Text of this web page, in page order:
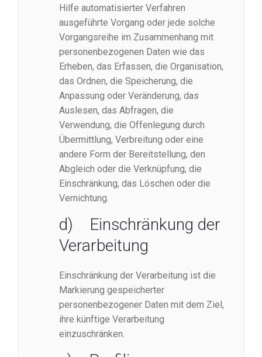
Hilfe automatisierter Verfahren
ausgeführte Vorgang oder jede solche
Vorgangsreihe im Zusammenhang mit
personenbezogenen Daten wie das
Erheben, das Erfassen, die Organisation,
das Ordnen, die Speicherung, die
Anpassung oder Veränderung, das
Auslesen, das Abfragen, die
Verwendung, die Offenlegung durch
Übermittlung, Verbreitung oder eine
andere Form der Bereitstellung, den
Abgleich oder die Verknüpfung, die
Einschränkung, das Löschen oder die
Vernichtung.
d) Einschränkung der
Verarbeitung
Einschränkung der Verarbeitung ist die
Markierung gespeicherter
personenbezogener Daten mit dem Ziel,
ihre künftige Verarbeitung
einzuschränken.